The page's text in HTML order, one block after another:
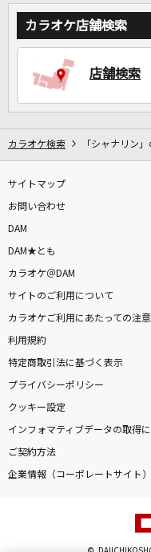
カラオケ店舗検索
店舗検索
カラオケ検索 「シャナリン」
サイトマップ
お問い合わせ
DAM
DAM★とも
カラオケ＠DAM
サイトのご利用について
カラオケご利用にあたっての注
利用規約
特定商取引法に基づく表示
プライバシーポリシー
クッキー設定
インフォマティブデータの取得
ご契約方法
企業情報（コーポレートサイト）
©